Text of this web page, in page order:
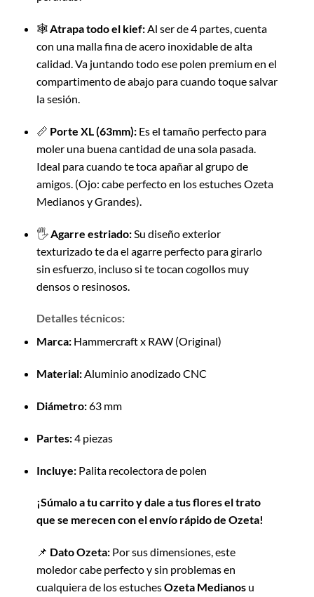
🕸️Atrapa todo el kief:Al ser de 4 partes, cuenta
con una malla fina de acero inoxidable de alta
calidad. Va juntando todo ese polen premium en el
compartimento de abajo para cuando toque salvar
la sesión.
📏 Porte XL (63mm):Es el tamaño perfecto para
moler una buena cantidad de una sola pasada.
Ideal para cuando te toca apañar al grupo de
amigos. (Ojo: cabe perfecto en los estuches Ozeta
Medianos y Grandes).
🖐️ Agarre estriado:Su diseño exterior
texturizado te da el agarre perfecto para girarlo
sin esfuerzo, incluso si te tocan cogollos muy
densos o resinosos.
Detalles técnicos:
Marca:Hammercraft x RAW (Original)
Material:Aluminio anodizado CNC
Diámetro:63 mm
Partes:4 piezas
Incluye:Palita recolectora de polen
¡Súmalo a tu carrito y dale a tus flores el trato
que se merecen con el envío rápido de Ozeta!
📌 Dato Ozeta:Por sus dimensiones, este
moledor cabe perfecto y sin problemas en
cualquiera de los estuchesOzeta Medianosu